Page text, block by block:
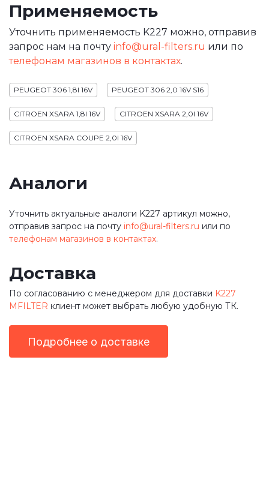
Применяемость
Уточнить применяемость K227 можно, отправив
запрос нам на почту info@ural-filters.ru или по
телефонам магазинов в контактах.
PEUGEOT 306 1,8I 16V PEUGEOT 306 2,0 16V S16
CITROEN XSARA 1,8I 16V CITROEN XSARA 2,0I 16V
CITROEN XSARA COUPE 2,0I 16V
Аналоги
Уточнить актуальные аналоги K227 артикул можно,
отправив запрос на почту info@ural-filters.ru или по
телефонам магазинов в контактах.
Доставка
По согласованию с менеджером для доставки K227
MFILTER клиент может выбрать любую удобную ТК.
Подробнее о доставке